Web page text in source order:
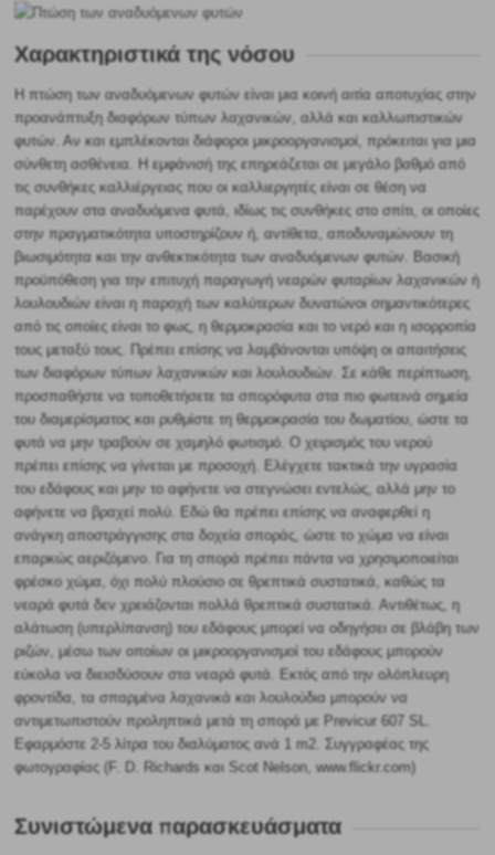
Χαρακτηριστικά της νόσου
Η πτώση των αναδυόμενων φυτών είναι μια κοινή αιτία αποτυχίας στην
προανάπτυξη διαφόρων τύπων λαχανικών, αλλά και καλλωπιστικών
φυτών. Αν και εμπλέκονται διάφοροι μικροοργανισμοί, πρόκειται για μια
σύνθετη ασθένεια. Η εμφάνισή της επηρεάζεται σε μεγάλο βαθμό από
τις συνθήκες καλλιέργειας που οι καλλιεργητές είναι σε θέση να
παρέχουν στα αναδυόμενα φυτά, ιδίως τις συνθήκες στο σπίτι, οι οποίες
στην πραγματικότητα υποστηρίζουν ή, αντίθετα, αποδυναμώνουν τη
βιωσιμότητα και την ανθεκτικότητα των αναδυόμενων φυτών. Βασική
προϋπόθεση για την επιτυχή παραγωγή νεαρών φυταρίων λαχανικών ή
λουλουδιών είναι η παροχή των καλύτερων δυνατώνοι σημαντικότερες
από τις οποίες είναι το φως, η θερμοκρασία και το νερό και η ισορροπία
τους μεταξύ τους. Πρέπει επίσης να λαμβάνονται υπόψη οι απαιτήσεις
των διαφόρων τύπων λαχανικών και λουλουδιών. Σε κάθε περίπτωση,
προσπαθήστε να τοποθετήσετε τα σπορόφυτα στα πιο φωτεινά σημεία
του διαμερίσματος και ρυθμίστε τη θερμοκρασία του δωματίου, ώστε τα
φυτά να μην τραβούν σε χαμηλό φωτισμό. Ο χειρισμός του νερού
πρέπει επίσης να γίνεται με προσοχή. Ελέγχετε τακτικά την υγρασία
του εδάφους και μην το αφήνετε να στεγνώσει εντελώς, αλλά μην το
αφήνετε να βραχεί πολύ. Εδώ θα πρέπει επίσης να αναφερθεί η
ανάγκη αποστράγγισης στα δοχεία σποράς, ώστε το χώμα να είναι
επαρκώς αεριζόμενο. Για τη σπορά πρέπει πάντα να χρησιμοποιείται
φρέσκο χώμα, όχι πολύ πλούσιο σε θρεπτικά συστατικά, καθώς τα
νεαρά φυτά δεν χρειάζονται πολλά θρεπτικά συστατικά. Αντιθέτως, η
αλάτωση (υπερλίπανση) του εδάφους μπορεί να οδηγήσει σε βλάβη των
ριζών, μέσω των οποίων οι μικροοργανισμοί του εδάφους μπορούν
εύκολα να διεισδύσουν στα νεαρά φυτά. Εκτός από την ολόπλευρη
φροντίδα, τα σπαρμένα λαχανικά και λουλούδια μπορούν να
αντιμετωπιστούν προληπτικά μετά τη σπορά με Previcur 607 SL.
Εφαρμόστε 2-5 λίτρα του διαλύματος ανά 1 m2.Συγγραφέας της
φωτογραφίας ( F. D. Richards καιScot Nelson, www.flickr.com)
Συνιστώμενα παρασκευάσματα